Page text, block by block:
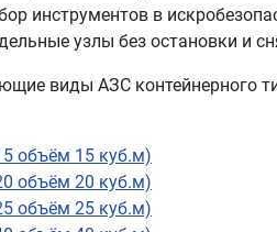
инструментов в
узлы без остановки и
виды АЗС контейнерного
объём 15 куб.м)
объём 20 куб.м)
объём 25 куб.м)